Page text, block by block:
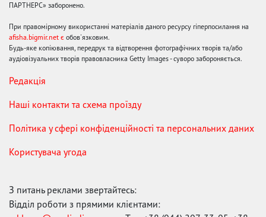
ПАРТНЕРС» заборонено.
При правомірному використанні матеріалів даного ресурсу гіперпосилання на
afisha.bigmir.net є обов'язковим.
Будь-яке копіювання, передрук та відтворення фотографічних творів та/або
аудіовізуальних творів правовласника Getty Images - суворо забороняється.
Редакція
Наші контакти та схема проїзду
Політика у сфері конфіденційності та персональних даних
Користувача угода
З питань реклами звертайтесь:
Відділ роботи з прямими клієнтами: